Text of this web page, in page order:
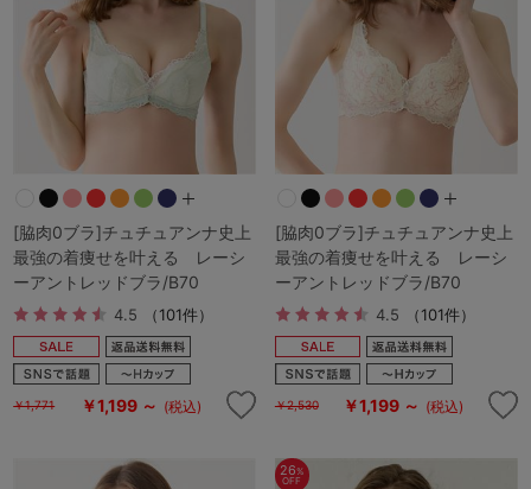
[脇肉0ブラ]チュチュアンナ史上
最強の着痩せを叶える レーシ
ーアントレッドブラ/B70
4.5 （101件）
￥1,771 ￥1,199 ～ (税込)
[脇肉0ブラ]チュチュアンナ史上
最強の着痩せを叶える レーシ
ーアントレッドブラ/B70
4.5 （101件）
￥2,530 ￥1,199 ～ (税込)
26%
OFF